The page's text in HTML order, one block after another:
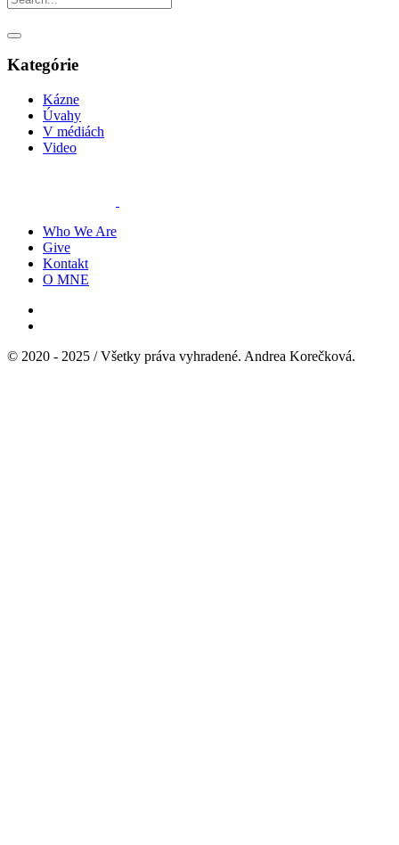
Kategórie
Kázne
Úvahy
V médiách
Video
Who We Are
Give
Kontakt
O MNE
© 2020 - 2025 / Všetky práva vyhradené. Andrea Korečková.